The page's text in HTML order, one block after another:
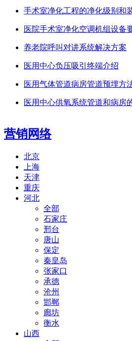
手术室净化工程的净化级别和
医院手术室净化空调机组设备
养老院呼叫对讲系统解决方案
医用中心负压吸引终端介绍
医用气体管道病房管道预埋方
医用中心供氧系统管道和病房
营销网络
北京
上海
天津
重庆
河北
全部
石家庄
邢台
唐山
保定
秦皇岛
张家口
承德
沧州
邯郸
廊坊
衡水
山西